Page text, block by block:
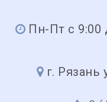
Пн-Пт с 9:00
г.